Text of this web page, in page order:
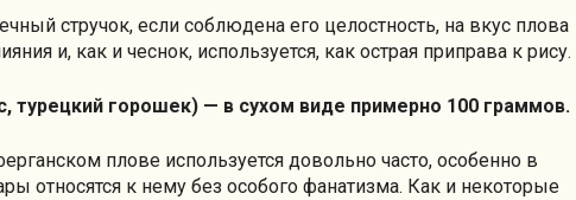
стручок, если соблюдена его целостность, на вкус плова
и, как и чеснок, используется, как острая приправа к рису.
турецкий горошек) — в сухом виде примерно 100 граммов.
плове используется довольно часто, особенно в
относятся к нему без особого фанатизма. Как и некоторые